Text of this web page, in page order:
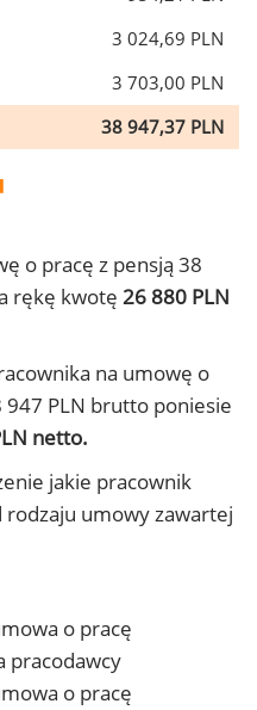
3 024,69 PLN
3 703,00 PLN
38 947,37 PLN
o pracę z pensją 38
rękę kwotę 26 880 PLN
na umowę o
PLN brutto poniesie
netto.
jakie pracownik
umowy zawartej
o pracę
pracodawcy
o pracę